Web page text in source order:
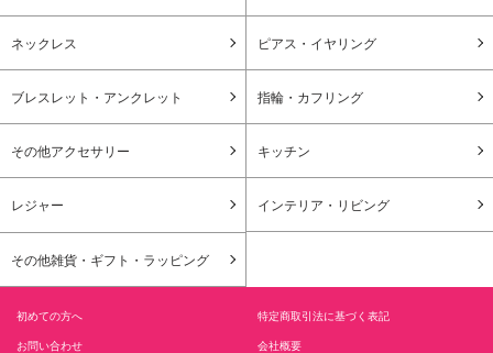
ネックレス ピアス・イヤリング
ブレスレット・アンクレット 指輪・カフリング
その他アクセサリー キッチン
レジャー インテリア・リビング
その他雑貨・ギフト・ラッピング
初めての方へ 特定商取引法に基づく表記
お問い合わせ 会社概要